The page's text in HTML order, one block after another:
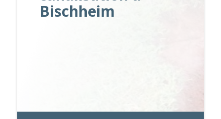
Bischheim